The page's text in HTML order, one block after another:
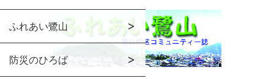
ふれあい鷺山
防災のひろば